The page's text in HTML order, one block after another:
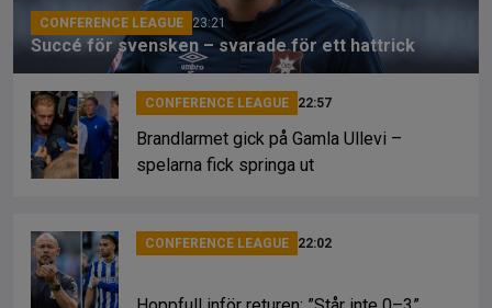
CONFERENCE LEAGUE 23:21
Succé för svensken – svarade för ett hattrick
CONFERENCE LEAGUE 22:57
Brandlarmet gick på Gamla Ullevi –
spelarna fick springa ut
CONFERENCE LEAGUE 22:02